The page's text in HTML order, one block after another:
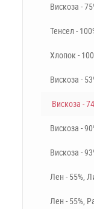
Вискоза -
Тенсел -
Хлопок -
Вискоза -
Вискоза -
Вискоза -
Вискоза -
Лен - 55%,
Лен - 55%,